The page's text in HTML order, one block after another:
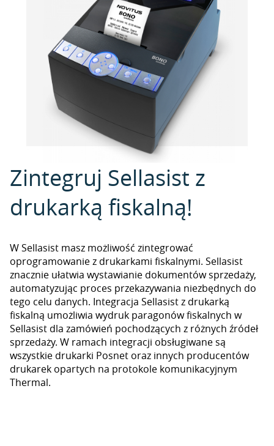
Zintegruj Sellasist z
drukarką fiskalną!
W Sellasist masz możliwość zintegrować
oprogramowanie z drukarkami fiskalnymi. Sellasist
znacznie ułatwia wystawianie dokumentów sprzedaży,
automatyzując proces przekazywania niezbędnych do
tego celu danych. Integracja Sellasist z drukarką
fiskalną umożliwia wydruk paragonów fiskalnych w
Sellasist dla zamówień pochodzących z różnych źródeł
sprzedaży. W ramach integracji obsługiwane są
wszystkie drukarki Posnet oraz innych producentów
drukarek opartych na protokole komunikacyjnym
Thermal.